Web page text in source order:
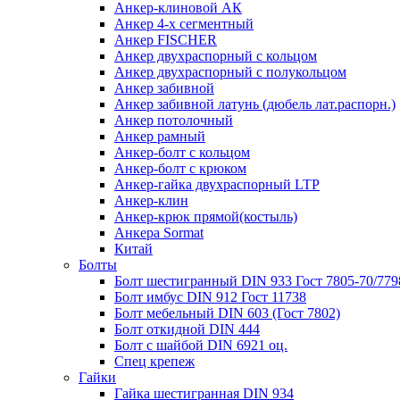
Анкер-клиновой АК
Анкер 4-х сегментный
Анкер FISCHER
Анкер двухраспорный с кольцом
Анкер двухраспорный с полукольцом
Анкер забивной
Анкер забивной латунь (дюбель лат.распорн.)
Анкер потолочный
Анкер рамный
Анкер-болт с кольцом
Анкер-болт с крюком
Анкер-гайка двухраспорный LTP
Анкер-клин
Анкер-крюк прямой(костыль)
Анкера Sormat
Китай
Болты
Болт шестигранный DIN 933 Гост 7805-70/
Болт имбус DIN 912 Гост 11738
Болт мебельный DIN 603 (Гост 7802)
Болт откидной DIN 444
Болт с шайбой DIN 6921 оц.
Спец крепеж
Гайки
Гайка шестигранная DIN 934